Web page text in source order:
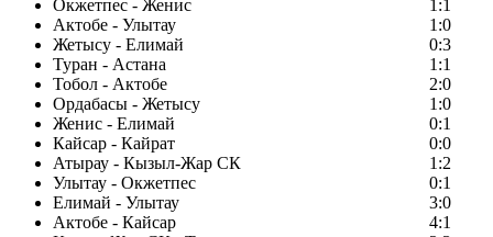
Окжетпес - Женис
1:1
Актобе - Улытау
1:0
Жетысу - Елимай
0:3
Туран - Астана
1:1
Тобол - Актобе
2:0
Ордабасы - Жетысу
1:0
Женис - Елимай
0:1
Кайсар - Кайрат
0:0
Атырау - Кызыл-Жар СК
1:2
Улытау - Окжетпес
0:1
Елимай - Улытау
3:0
Актобе - Кайсар
4:1